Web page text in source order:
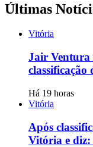
Últimas
Vitória
Jair Ventura
Há 19 horas
Vitória
Após
Vitória e diz: